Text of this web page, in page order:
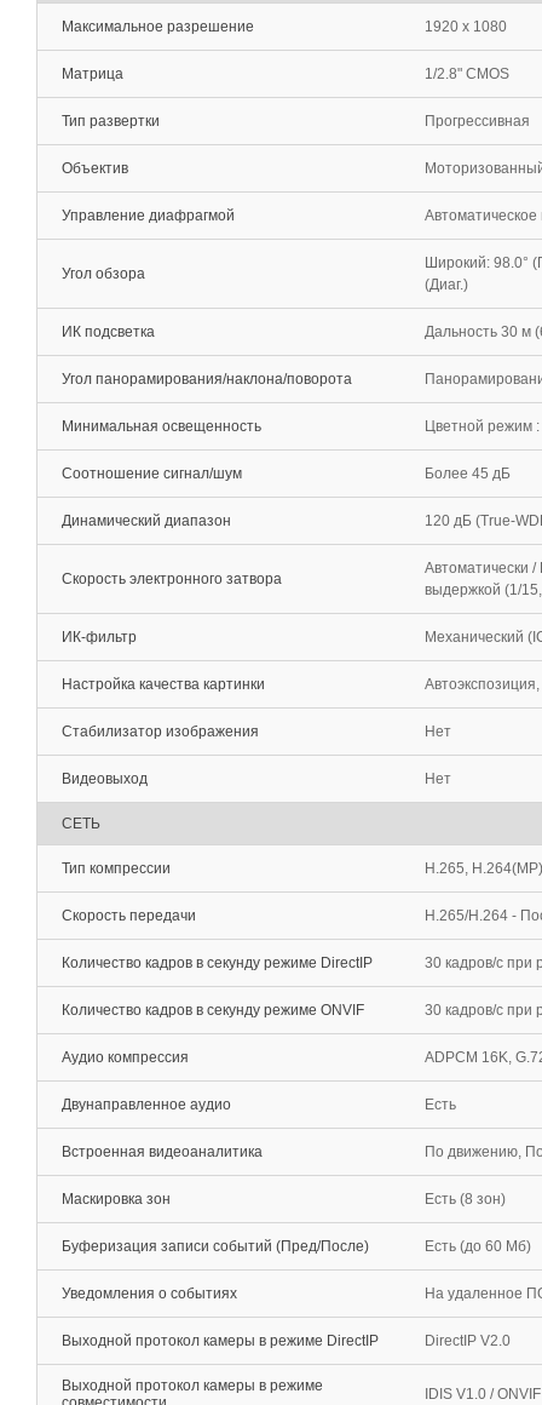
Максимальное разрешение 1920 x 1080
Матрица 1/2.8" CMOS
Тип развертки Прогрессивная
Объектив
Управление диафрагмой Автоматическое
Угол обзора
Широкий: 98.0°
(Диаг.)
ИК подсветка Дальность 30 м
Угол панорамирования/наклона/поворота
Минимальная освещенность Цветной режим
Соотношение сигнал/шум Более 45 дБ
Динамический диапазон 120 дБ (True-
Скорость электронного затвора
Автоматически
выдержкой (1/
ИК-фильтр Механический
Настройка качества картинки
Стабилизатор изображения Нет
Видеовыход Нет
СЕТЬ
Тип компрессии H.265,
Скорость передачи H.265/H.264 -
Количество кадров в секунду режиме DirectIP 30 кадров/с при
Количество кадров в секунду режиме ONVIF 30 кадров/c при
Аудио компрессия ADPCM 16K,
Двунаправленное аудио Есть
Встроенная видеоаналитика По движению,
Маскировка зон Есть (8 зон)
Буферизация записи событий (Пред/После) Есть (до 60 Мб)
Уведомления о событиях На удаленное
Выходной протокол камеры в режиме DirectIP DirectIP V2.0
Выходной протокол камеры в режиме
IDIS V1.0 /